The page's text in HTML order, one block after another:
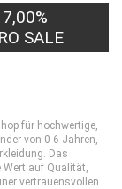
7,00%
SALE
für hochwertige,
von 0-6 Jahren,
Das
Wert auf Qualität,
vertrauensvollen